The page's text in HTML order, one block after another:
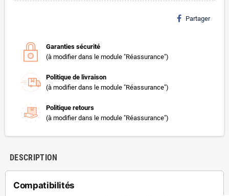
Partager
Garanties sécurité
(à modifier dans le module "Réassurance")
Politique de livraison
(à modifier dans le module "Réassurance")
Politique retours
(à modifier dans le module "Réassurance")
DESCRIPTION
Compatibilités